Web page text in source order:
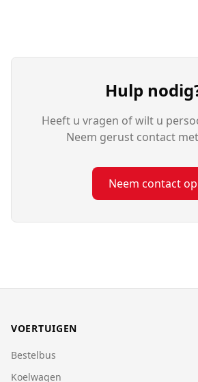
Hulp
Heeft u vragen of wilt u
Neem gerust contact
Neem contact op
VOERTUIGEN
Bestelbus
Koelwagen